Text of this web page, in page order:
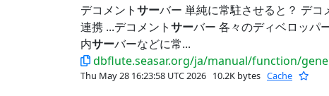
デコメントサーバー 単純に常駐させると？ デコ
連携 ...デコメントサーバー 各々のディベロッパ
内サーバーなどに常...
dbflute.seasar.org/ja/manual/function/
Thu May 28 16:23:58 UTC 2026 10.2K bytes Cache